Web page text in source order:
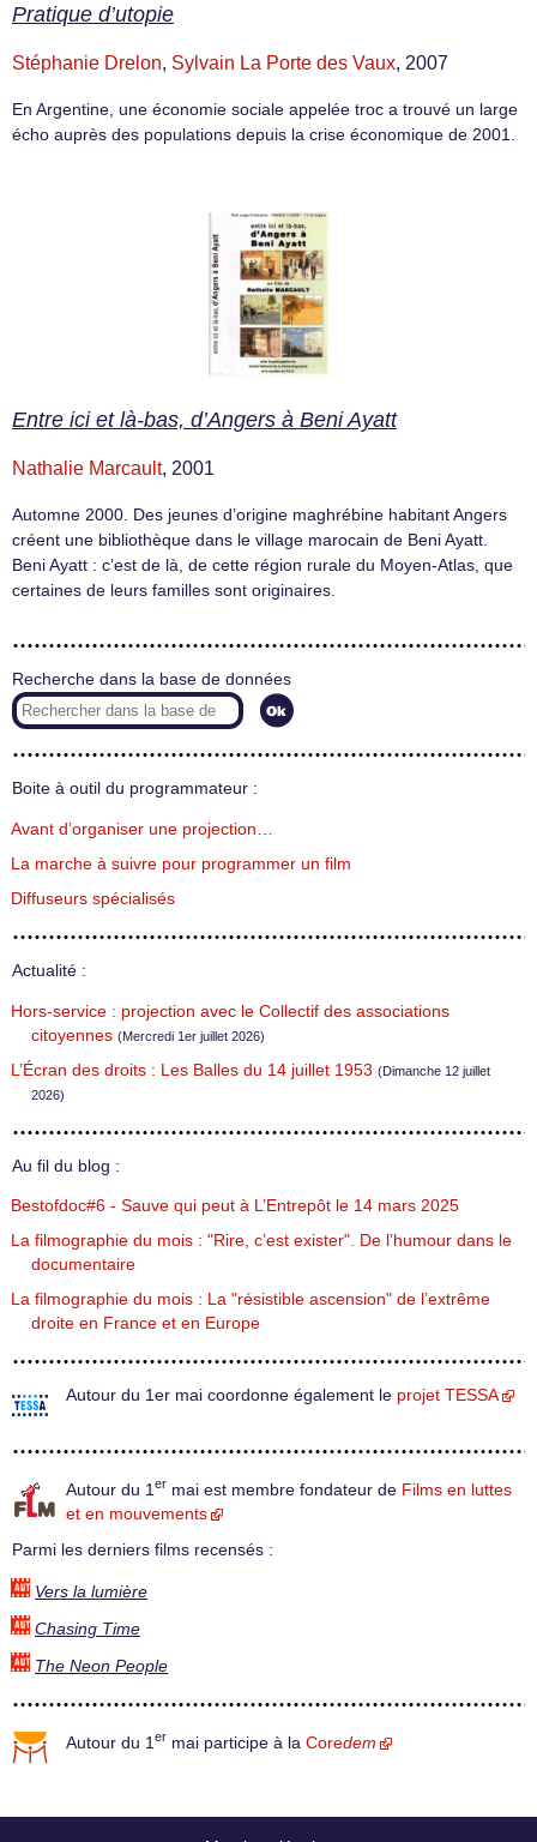
Pratique d’utopie
Stéphanie Drelon, Sylvain La Porte des Vaux, 2007
En Argentine, une économie sociale appelée troc a trouvé un large
écho auprès des populations depuis la crise économique de 2001.
Entre ici et là-bas, d’Angers à Beni Ayatt
Nathalie Marcault, 2001
Automne 2000. Des jeunes d’origine maghrébine habitant Angers
créent une bibliothèque dans le village marocain de Beni Ayatt.
Beni Ayatt : c’est de là, de cette région rurale du Moyen-Atlas, que
certaines de leurs familles sont originaires.
Recherche dans la base de données
Boite à outil du programmateur :
Avant d’organiser une projection…
La marche à suivre pour programmer un film
Diffuseurs spécialisés
Actualité :
Hors-service : projection avec le Collectif des associations
citoyennes (Mercredi 1er juillet 2026)
L’Écran des droits : Les Balles du 14 juillet 1953 (Dimanche 12 juillet
2026)
Au fil du blog :
Bestofdoc#6 - Sauve qui peut à L’Entrepôt le 14 mars 2025
La filmographie du mois : "Rire, c’est exister". De l’humour dans le
documentaire
La filmographie du mois : La "résistible ascension" de l’extrême
droite en France et en Europe
Autour du 1er mai coordonne également le projet TESSA
Autour du 1 er mai est membre fondateur de Films en luttes
et en mouvements
Parmi les derniers films recensés :
Vers la lumière
Chasing Time
The Neon People
Autour du 1 er mai participe à la Coredem